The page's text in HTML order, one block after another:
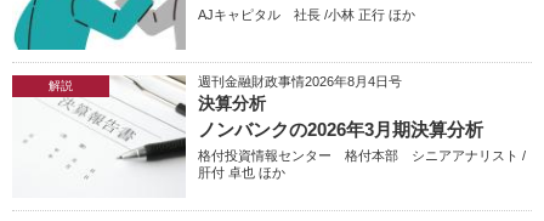
AJキャピタル 社長 /小林 正行 ほか
解説 週刊金融財政事情2026年8月4日号
決算分析
ノンバンクの2026年3月期決算分析
格付投資情報センター 格付本部 シニアアナリスト /
肝付 卓也 ほか